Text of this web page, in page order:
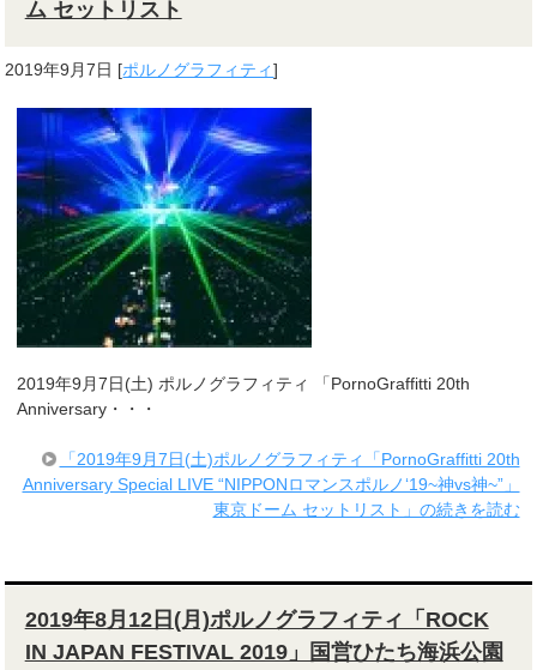
ム セットリスト
2019年9月7日 [ポルノグラフィティ]
2019年9月7日(土) ポルノグラフィティ 「PornoGraffitti 20th
Anniversary・・・
「2019年9月7日(土)ポルノグラフィティ「PornoGraffitti 20th
Anniversary Special LIVE “NIPPONロマンスポルノ‘19~神vs神~”」
東京ドーム セットリスト」の続きを読む
2019年8月12日(月)ポルノグラフィティ「ROCK
IN JAPAN FESTIVAL 2019」国営ひたち海浜公園